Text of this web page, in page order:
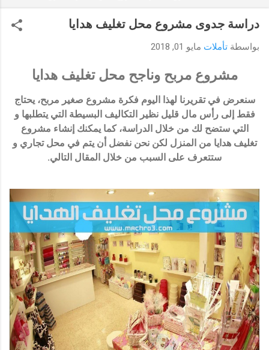
دراسة جدوى مشروع محل تغليف هدايا
بواسطة تأملات مايو 01, 2018
مشروع مربح وناجح محل تغليف هدايا
سنعرض في تقريرنا لهذا اليوم فكرة مشروع صغير مربح، يحتاج
فقط إلى رأس مال قليل نظير التكاليف البسيطة التي يتطلبها و
التي ستضح لك من خلال الدراسة، كما يمكنك إنشاء مشروع
تغليف هدايا من المنزل لكن نحن نفضل أن يتم في محل تجاري و
ستتعرف على السبب من خلال المقال التالي.